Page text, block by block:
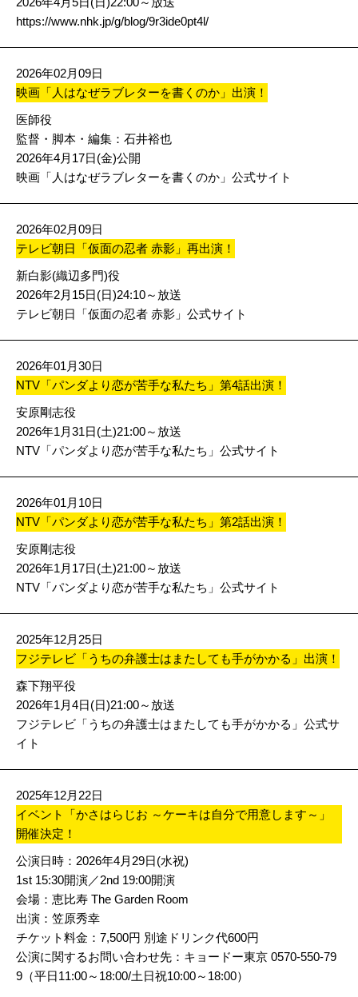
https://www.nhk.jp/g/blog/9r3ide0pt4l/
2026年02月09日
映画「人はなぜラブレターを書くのか」出演！
医師役
監督・脚本・編集：石井裕也
2026年4月17日(金)公開
映画「人はなぜラブレターを書くのか」公式サイト
2026年02月09日
テレビ朝日「仮面の忍者 赤影」再出演！
新白影(織辺多門)役
2026年2月15日(日)24:10～放送
テレビ朝日「仮面の忍者 赤影」公式サイト
2026年01月30日
NTV「パンダより恋が苦手な私たち」第4話出演！
安原剛志役
2026年1月31日(土)21:00～放送
NTV「パンダより恋が苦手な私たち」公式サイト
2026年01月10日
NTV「パンダより恋が苦手な私たち」第2話出演！
安原剛志役
2026年1月17日(土)21:00～放送
NTV「パンダより恋が苦手な私たち」公式サイト
2025年12月25日
フジテレビ「うちの弁護士はまたしても手がかかる」出演！
森下翔平役
2026年1月4日(日)21:00～放送
フジテレビ「うちの弁護士はまたしても手がかかる」公式サ
イト
2025年12月22日
イベント「かさはらじお ～ケーキは自分で用意します～」
開催決定！
公演日時：2026年4月29日(水祝)
1st 15:30開演／2nd 19:00開演
会場：恵比寿 The Garden Room
出演：笠原秀幸
チケット料金：7,500円 別途ドリンク代600円
公演に関するお問い合わせ先：キョードー東京 0570-550-79
9（平日11:00～18:00/土日祝10:00～18:00）